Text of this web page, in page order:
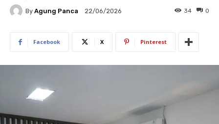
By Agung Panca 22/06/2026 0
34
Facebook X Pinterest